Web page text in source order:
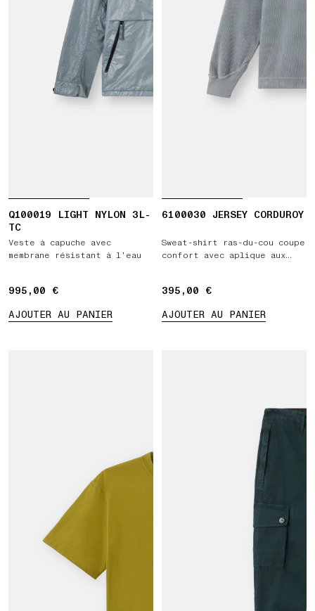
Q100019 LIGHT NYLON 3L-
TC
Veste à capuche avec
membrane résistant à l’eau
995,00 €
995,00 €
AJOUTER AU PANIER
6100030 JERSEY CORDUROY
Sweat-shirt ras-du-cou coupe
confort avec aplique aux
395,00 €
395,00 €
AJOUTER AU PANIER